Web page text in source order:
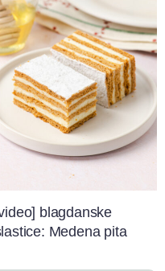
blagdanske
Medena pita